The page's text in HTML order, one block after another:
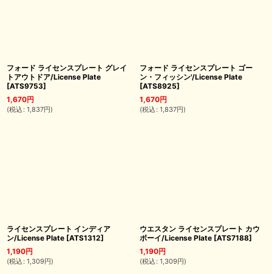
フォード ライセンスプレート グレイ
トアウトドア/License Plate
[ATS9753]
1,670円
(税込 : 1,837円)
フォード ライセンスプレート ゴー
ン・フィッシン'/License Plate
[ATS8925]
1,670円
(税込 : 1,837円)
ライセンスプレート インディア
ン/License Plate [ATS1312]
1,190円
(税込 : 1,309円)
ウエスタン ライセンスプレート カウ
ボーイ/License Plate [ATS7188]
1,190円
(税込 : 1,309円)